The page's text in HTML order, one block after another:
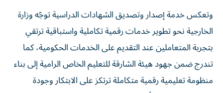
وتعكس خدمة إصدار وتصديق الشهادات الدراسية توجّه وزارة
الخارجية نحو تطوير خدمات رقمية تكاملية واستباقية ترتقي
بتجربة المتعاملين عند التقديم على الخدمات الحكومية، كما
تندرج ضمن جهود هيئة الشارقة للتعليم الخاص الرامية إلى بناء
منظومة تعليمية رقمية متكاملة ترتكز على الابتكار وجودة